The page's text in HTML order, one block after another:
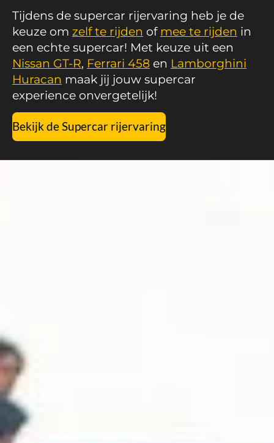
Tijdens de supercar rijervaring heb je de
keuze om zelf te rijden of mee te rijden in
een echte supercar! Met keuze uit een
Nissan GT-R, Ferrari 458 en Lamborghini
Huracan maak jij jouw supercar
experience onvergetelijk!
Bekijk de Supercar rijervaring